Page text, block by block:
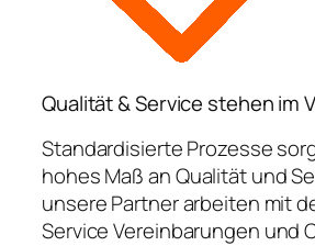
Qualität & Service stehen im
Standardisierte Prozesse
hohes Maß an Qualität und
unsere Partner arbeiten mit
Service Vereinbarungen und